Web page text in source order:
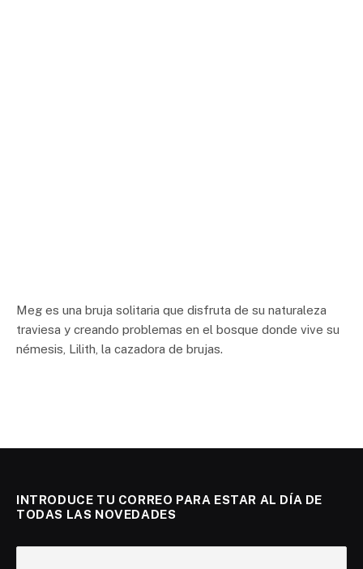
Meg es una bruja solitaria que disfruta de su naturaleza
traviesa y creando problemas en el bosque donde vive su
némesis, Lilith, la cazadora de brujas.
INTRODUCE TU CORREO PARA ESTAR AL DÍA DE
TODAS LAS NOVEDADES